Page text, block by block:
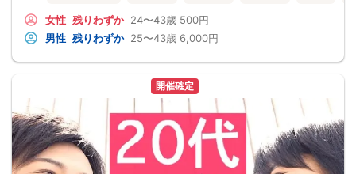
女性 残りわずか 24〜43歳 500円
男性 残りわずか 25〜43歳 6,000円
開催確定